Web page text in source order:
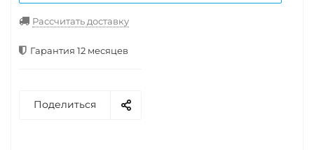
Рассчитать доставку
Гарантия 12 месяцев
Поделиться